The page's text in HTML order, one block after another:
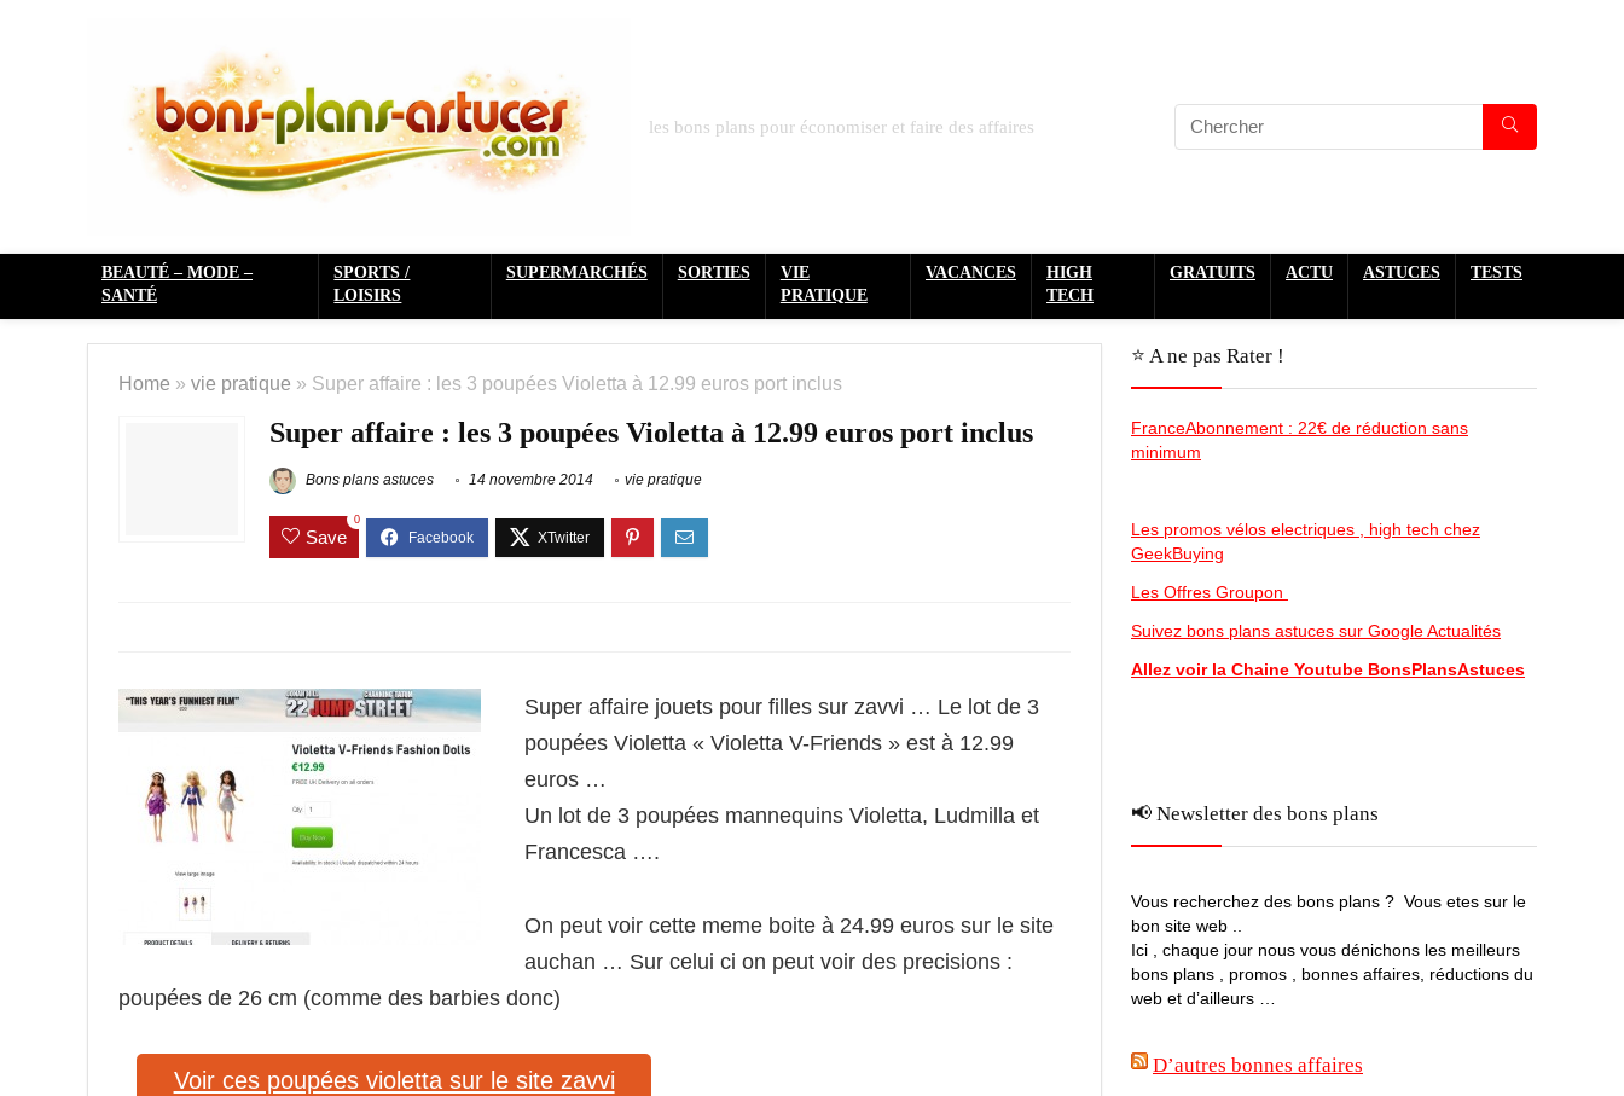
les bons plans pour économiser et faire des affaires
BEAUTÉ – MODE –
SANTÉ
SPORTS /
LOISIRS
SUPERMARCHÉS SORTIES
VIE
PRATIQUE
VACANCES
HIGH
TECH
GRATUITS ACTU ASTUCES TESTS
Home » vie pratique » Super affaire : les 3 poupées Violetta à 12.99 euros port inclus
Super affaire : les 3 poupées Violetta à 12.99 euros port inclus
Bons plans astuces 14 novembre 2014 vie pratique
Save
0
Super affaire jouets pour filles sur zavvi … Le lot de 3
poupées Violetta « Violetta V-Friends » est à 12.99
euros …
Un lot de 3 poupées mannequins Violetta, Ludmilla et
Francesca ….
On peut voir cette meme boite à 24.99 euros sur le site
auchan … Sur celui ci on peut voir des precisions :
poupées de 26 cm (comme des barbies donc)
Voir ces poupées violetta sur le site zavvi
⭐️ A ne pas Rater !
FranceAbonnement : 22€ de réduction sans
minimum
Les promos vélos electriques , high tech chez
GeekBuying
Les Offres Groupon
Suivez bons plans astuces sur Google Actualités
Allez voir la Chaine Youtube BonsPlansAstuces
📢 Newsletter des bons plans
Vous recherchez des bons plans ? Vous etes sur le
bon site web ..
Ici , chaque jour nous vous dénichons les meilleurs
bons plans , promos , bonnes affaires, réductions du
web et d’ailleurs …
D’autres bonnes affaires